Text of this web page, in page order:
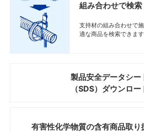
組み合わせで検索
支持材の組み合わせで
適な商品を検索できます
製品安全データシー
（SDS）ダウンロー
有害性化学物質の含有商品取り